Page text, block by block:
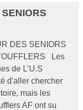
DES SENIORS
Les
de L’U.S
d'aller chercher
mais les
AF ont su